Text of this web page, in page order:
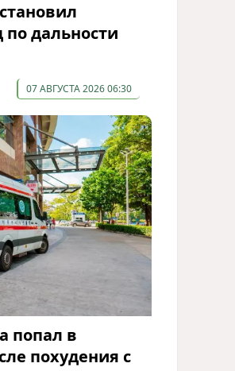
дальности
07 АВГУСТА 2026 06:30
попал в
похудения с